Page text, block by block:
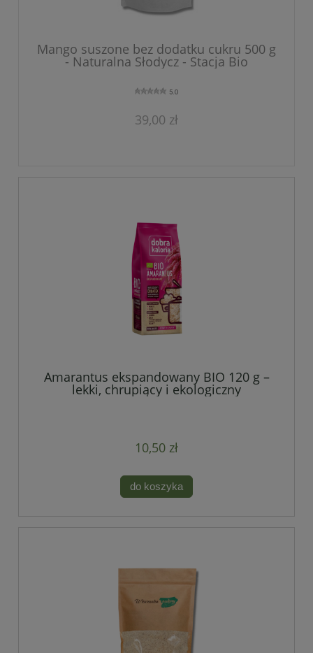
Mango suszone bez dodatku cukru 500 g
- Naturalna Słodycz - Stacja Bio
5.0
39,00 zł
Amarantus ekspandowany BIO 120 g –
lekki, chrupiący i ekologiczny
10,50 zł
do koszyka